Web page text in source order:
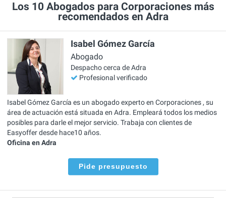
Los 10 Abogados para Corporaciones más
recomendados en Adra
Isabel Gómez García
Abogado
Despacho cerca de Adra
Profesional verificado
Isabel Gómez García es un abogado experto en Corporaciones , su
área de actuación está situada en Adra. Empleará todos los medios
posibles para darle el mejor servicio. Trabaja con clientes de
Easyoffer desde hace10 años.
Oficina en Adra
Pide presupuesto